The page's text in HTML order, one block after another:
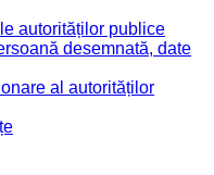
autorităților publice
desemnată, date
al autorităților